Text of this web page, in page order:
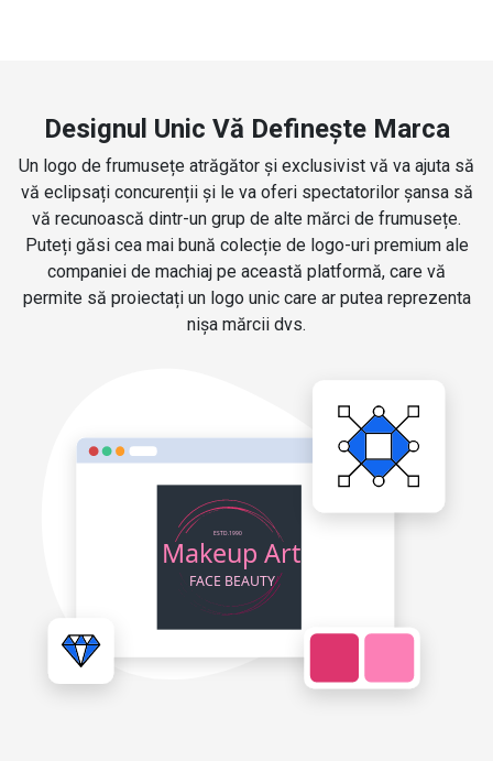
Designul Unic Vă Definește Marca
Un logo de frumusețe atrăgător și exclusivist vă va ajuta să
vă eclipsați concurenții și le va oferi spectatorilor șansa să
vă recunoască dintr-un grup de alte mărci de frumusețe.
Puteți găsi cea mai bună colecție de logo-uri premium ale
companiei de machiaj pe această platformă, care vă
permite să proiectați un logo unic care ar putea reprezenta
nișa mărcii dvs.